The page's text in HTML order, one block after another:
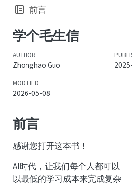
前言
学个毛生信
AUTHOR
Zhonghao Guo
MODIFIED
2026-05-08
前言
感谢您打开这本书！
AI时代，让我们每个人都可以
以最低的学习成本来完成复杂